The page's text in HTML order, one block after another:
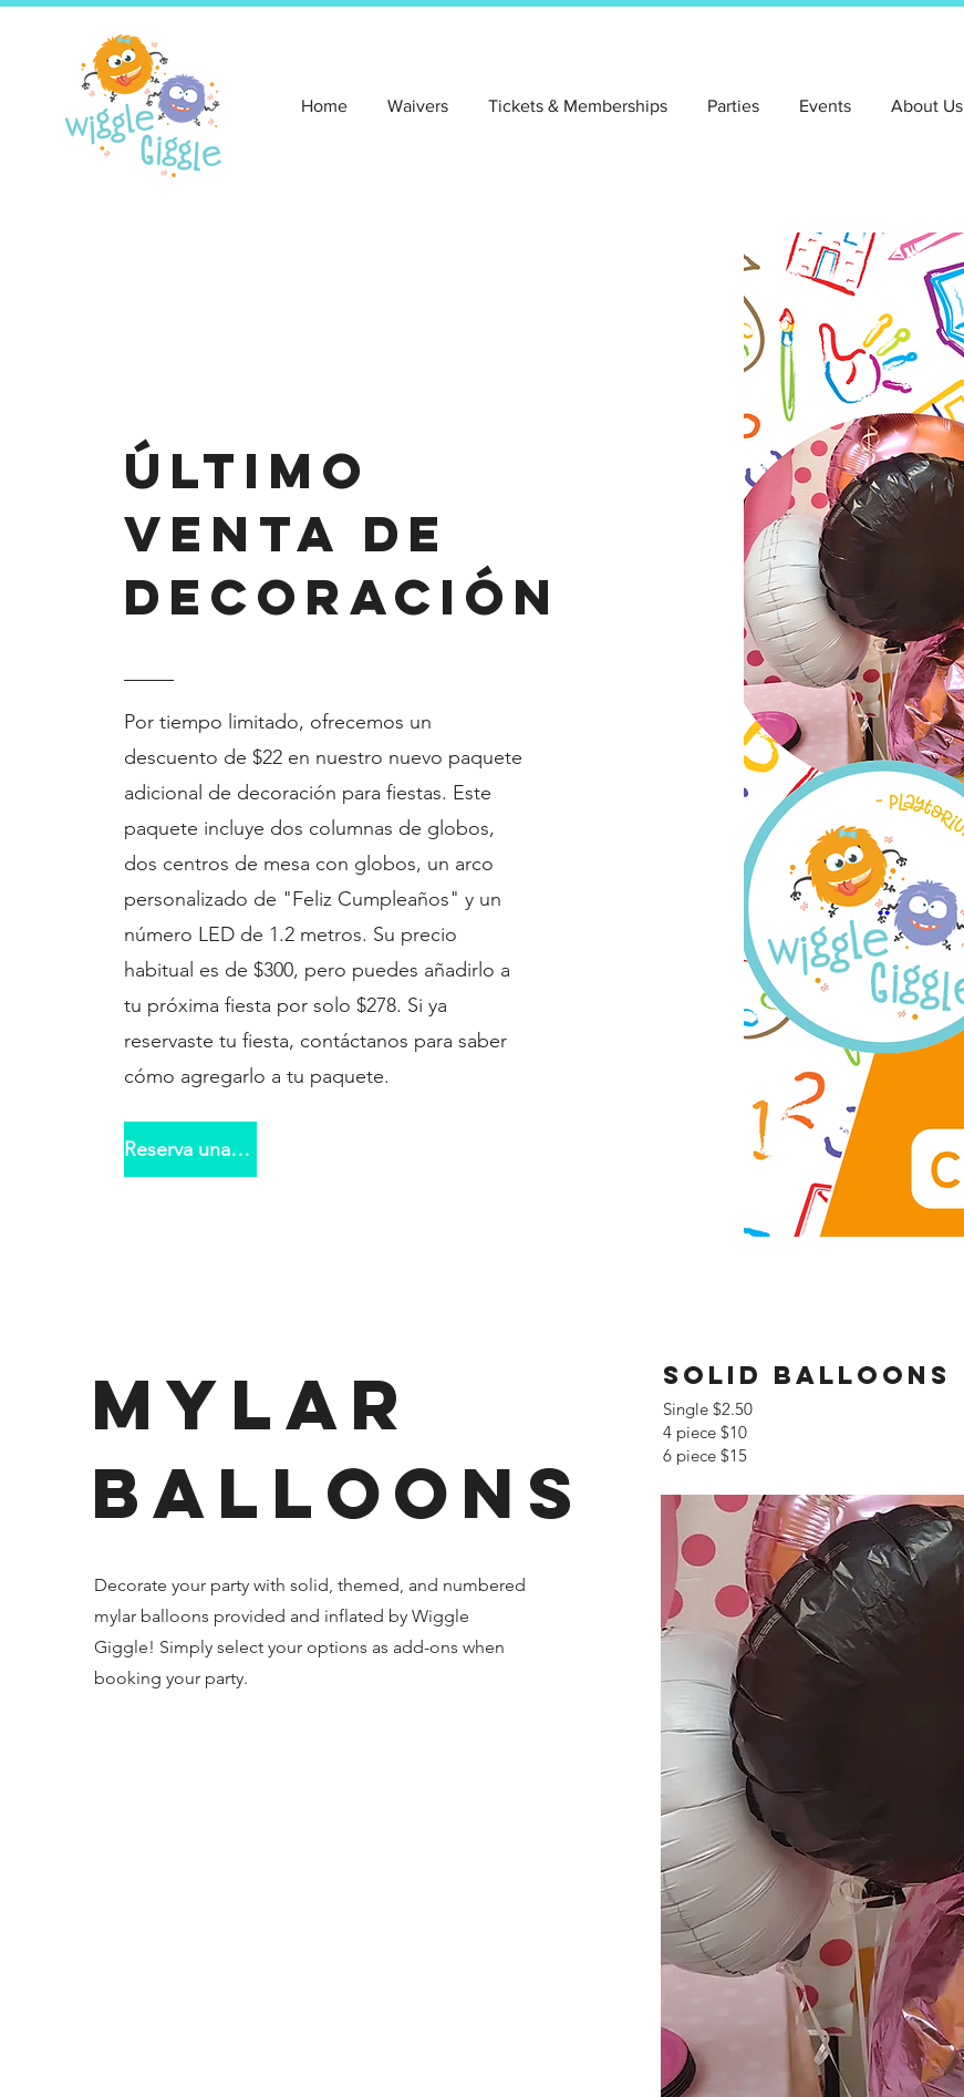
Home Waivers Tickets & Memberships Parties Events About Us
Último
Venta de
decoración
Por tiempo limitado, ofrecemos un
descuento de $22 en nuestro nuevo paquete
adicional de decoración para fiestas. Este
paquete incluye dos columnas de globos,
dos centros de mesa con globos, un arco
personalizado de "Feliz Cumpleaños" y un
número LED de 1.2 metros. Su precio
habitual es de $300, pero puedes añadirlo a
tu próxima fiesta por solo $278. Si ya
reservaste tu fiesta, contáctanos para saber
cómo agregarlo a tu paquete.
Reserva una fiesta
Mylar
Balloons
Decorate your party with solid, themed, and numbered
mylar balloons provided and inflated by Wiggle
Giggle! Simply select your options as add-ons when
booking your party.
Solid Balloons
Single $2.50
4 piece $10
6 piece $15